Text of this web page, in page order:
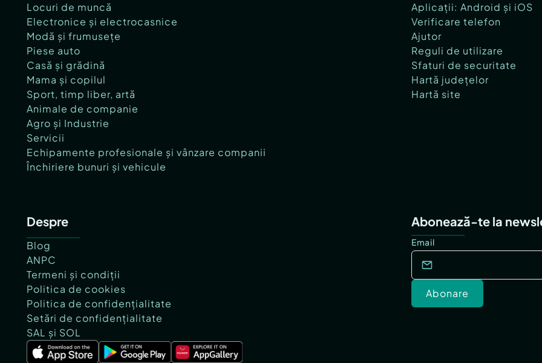
Locuri de muncă
Electronice și electrocasnice
Modă și frumusețe
Piese auto
Casă și grădină
Mama și copilul
Sport, timp liber, artă
Animale de companie
Agro și Industrie
Servicii
Echipamente profesionale și vânzare companii
Închiriere bunuri și vehicule
Aplicații: Android și iOS
Verificare telefon
Ajutor
Reguli de utilizare
Sfaturi de securitate
Hartă județelor
Hartă site
Despre
Blog
ANPC
Termeni și condiții
Politica de cookies
Politica de confidențialitate
Setări de confidențialitate
SAL și SOL
Abonează-te la
Email
Abonare